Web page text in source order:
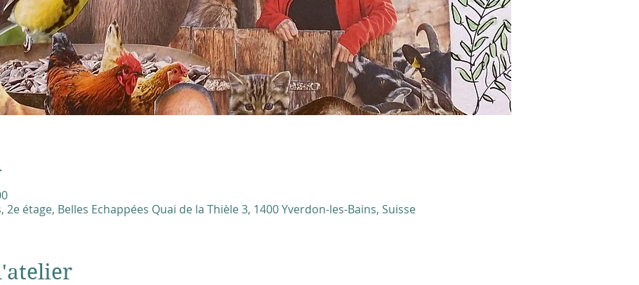
étage, Belles Echappées Quai de la Thièle 3, 1400 Yverdon-les-Bains, Suisse